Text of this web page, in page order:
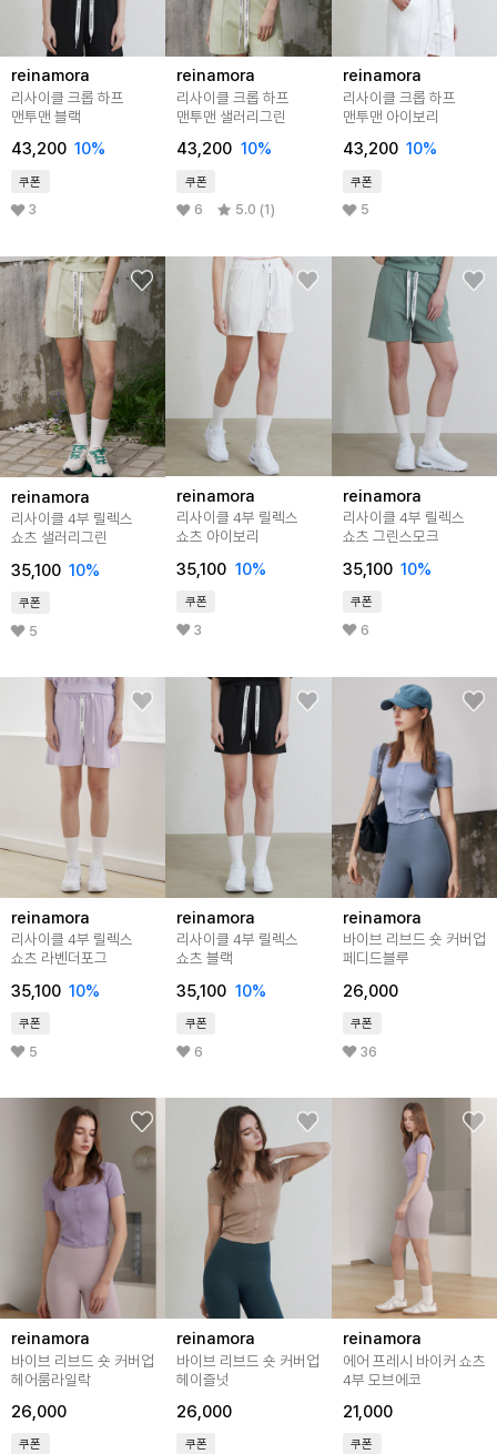
reinamora
리사이클 크롭 하프
맨투맨 블랙
43,200 10%
쿠폰
3
reinamora
리사이클 크롭 하프
맨투맨 샐러리그린
43,200 10%
쿠폰
6 5.0 (1)
reinamora
리사이클 크롭 하프
맨투맨 아이보리
43,200 10%
쿠폰
5
reinamora
리사이클 4부 릴렉스
쇼츠 샐러리그린
35,100 10%
쿠폰
5
reinamora
리사이클 4부 릴렉스
쇼츠 아이보리
35,100 10%
쿠폰
3
reinamora
리사이클 4부 릴렉스
쇼츠 그린스모크
35,100 10%
쿠폰
6
reinamora
리사이클 4부 릴렉스
쇼츠 라벤더포그
35,100 10%
쿠폰
5
reinamora
리사이클 4부 릴렉스
쇼츠 블랙
35,100 10%
쿠폰
6
reinamora
바이브 리브드 숏 커버업
페디드블루
26,000
쿠폰
36
reinamora
바이브 리브드 숏 커버업
헤어룸라일락
26,000
쿠폰
reinamora
바이브 리브드 숏 커버업
헤이즐넛
26,000
쿠폰
reinamora
에어 프레시 바이커 쇼츠
4부 모브에코
21,000
쿠폰